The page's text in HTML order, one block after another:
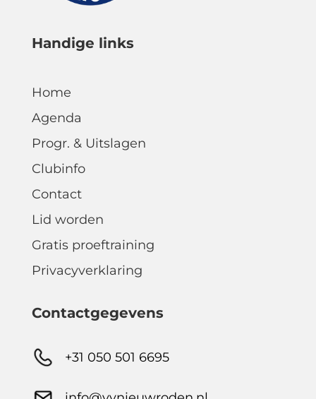
Handige links
Home
Agenda
Progr. & Uitslagen
Clubinfo
Contact
Lid worden
Gratis proeftraining
Privacyverklaring
Contactgegevens
+31 050 501 6695